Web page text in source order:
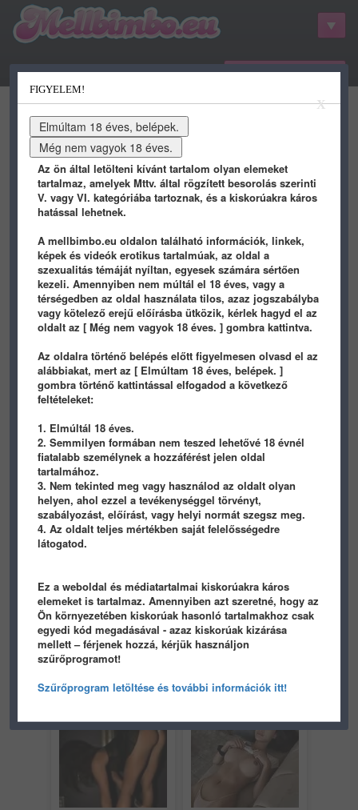
belépés / regisztráció
kategóriák hots gifs porn
youtube qdb
rombolopuskaképei - 5 oldal
3 éve
517 6 0
rombolopuska
3 éve
450 1 0
rombolopuska
3 éve
6
rombolopuska
3 éve
rombolopuska
X
FIGYELEM!
Az ön által letölteni kívánt tartalom olyan elemeket
tartalmaz, amelyek Mttv. által rögzített besorolás szerinti
V. vagy VI. kategóriába tartoznak, és a kiskorúakra káros
hatással lehetnek.
A mellbimbo.eu oldalon található információk, linkek,
képek és videók erotikus tartalmúak, az oldal a
szexualitás témáját nyíltan, egyesek számára sértően
kezeli. Amennyiben nem múltál el 18 éves, vagy a
térségedben az oldal használata tilos, azaz jogszabályba
vagy kötelező erejű előírásba ütközik, kérlek hagyd el az
oldalt az [ Még nem vagyok 18 éves. ] gombra kattintva.
Az oldalra történő belépés előtt figyelmesen olvasd el az
alábbiakat, mert az [ Elmúltam 18 éves, belépek. ]
gombra történő kattintással elfogadod a következő
feltételeket:
1. Elmúltál 18 éves.
2. Semmilyen formában nem teszed lehetővé 18 évnél
fiatalabb személynek a hozzáférést jelen oldal
tartalmához.
3. Nem tekinted meg vagy használod az oldalt olyan
helyen, ahol ezzel a tevékenységgel törvényt,
szabályozást, előírást, vagy helyi normát szegsz meg.
4. Az oldalt teljes mértékben saját felelősségedre
látogatod.
Ez a weboldal és médiatartalmai kiskorúakra káros
elemeket is tartalmaz. Amennyiben azt szeretné, hogy az
Ön környezetében kiskorúak hasonló tartalmakhoz csak
egyedi kód megadásával - azaz kiskorúak kizárása
mellett – férjenek hozzá, kérjük használjon
szűrőprogramot!
Szűrőprogram letöltése és további információk itt!